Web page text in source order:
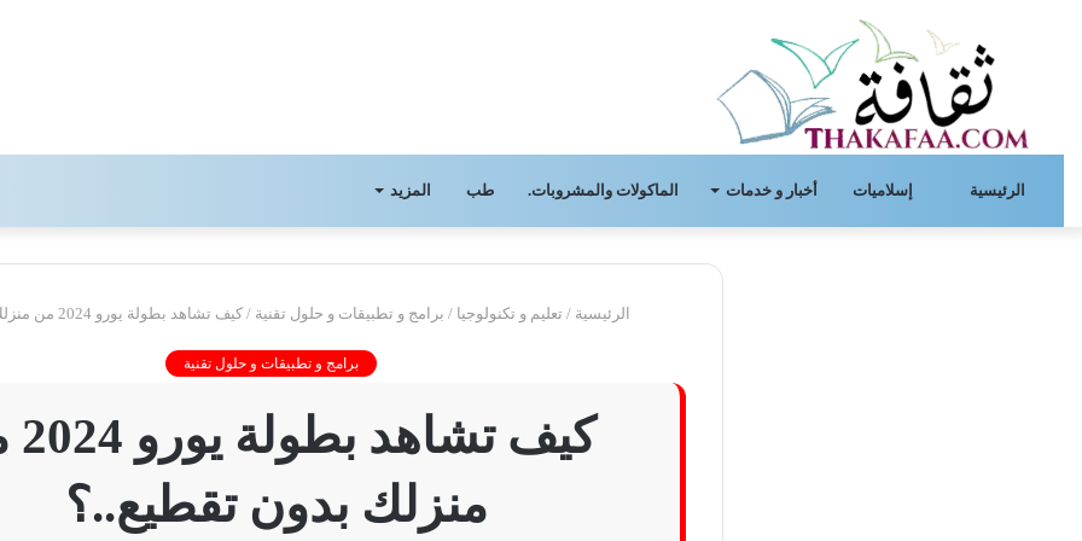
الرئيسية إسلاميات أخبار و خدمات الماكولات والمشروبات. طب المزيد
الرئيسية / تعليم و تكنولوجيا / برامج و تطبيقات و حلول تقنية / كيف تشاهد بطولة يورو 2024 من منزلك بدون تقطيع..؟
برامج و تطبيقات و حلول تقنية
منزلك بدون تقطيع..؟